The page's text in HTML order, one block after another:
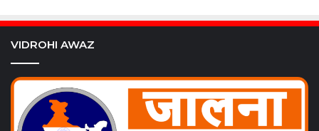
VIDROHI AWAZ